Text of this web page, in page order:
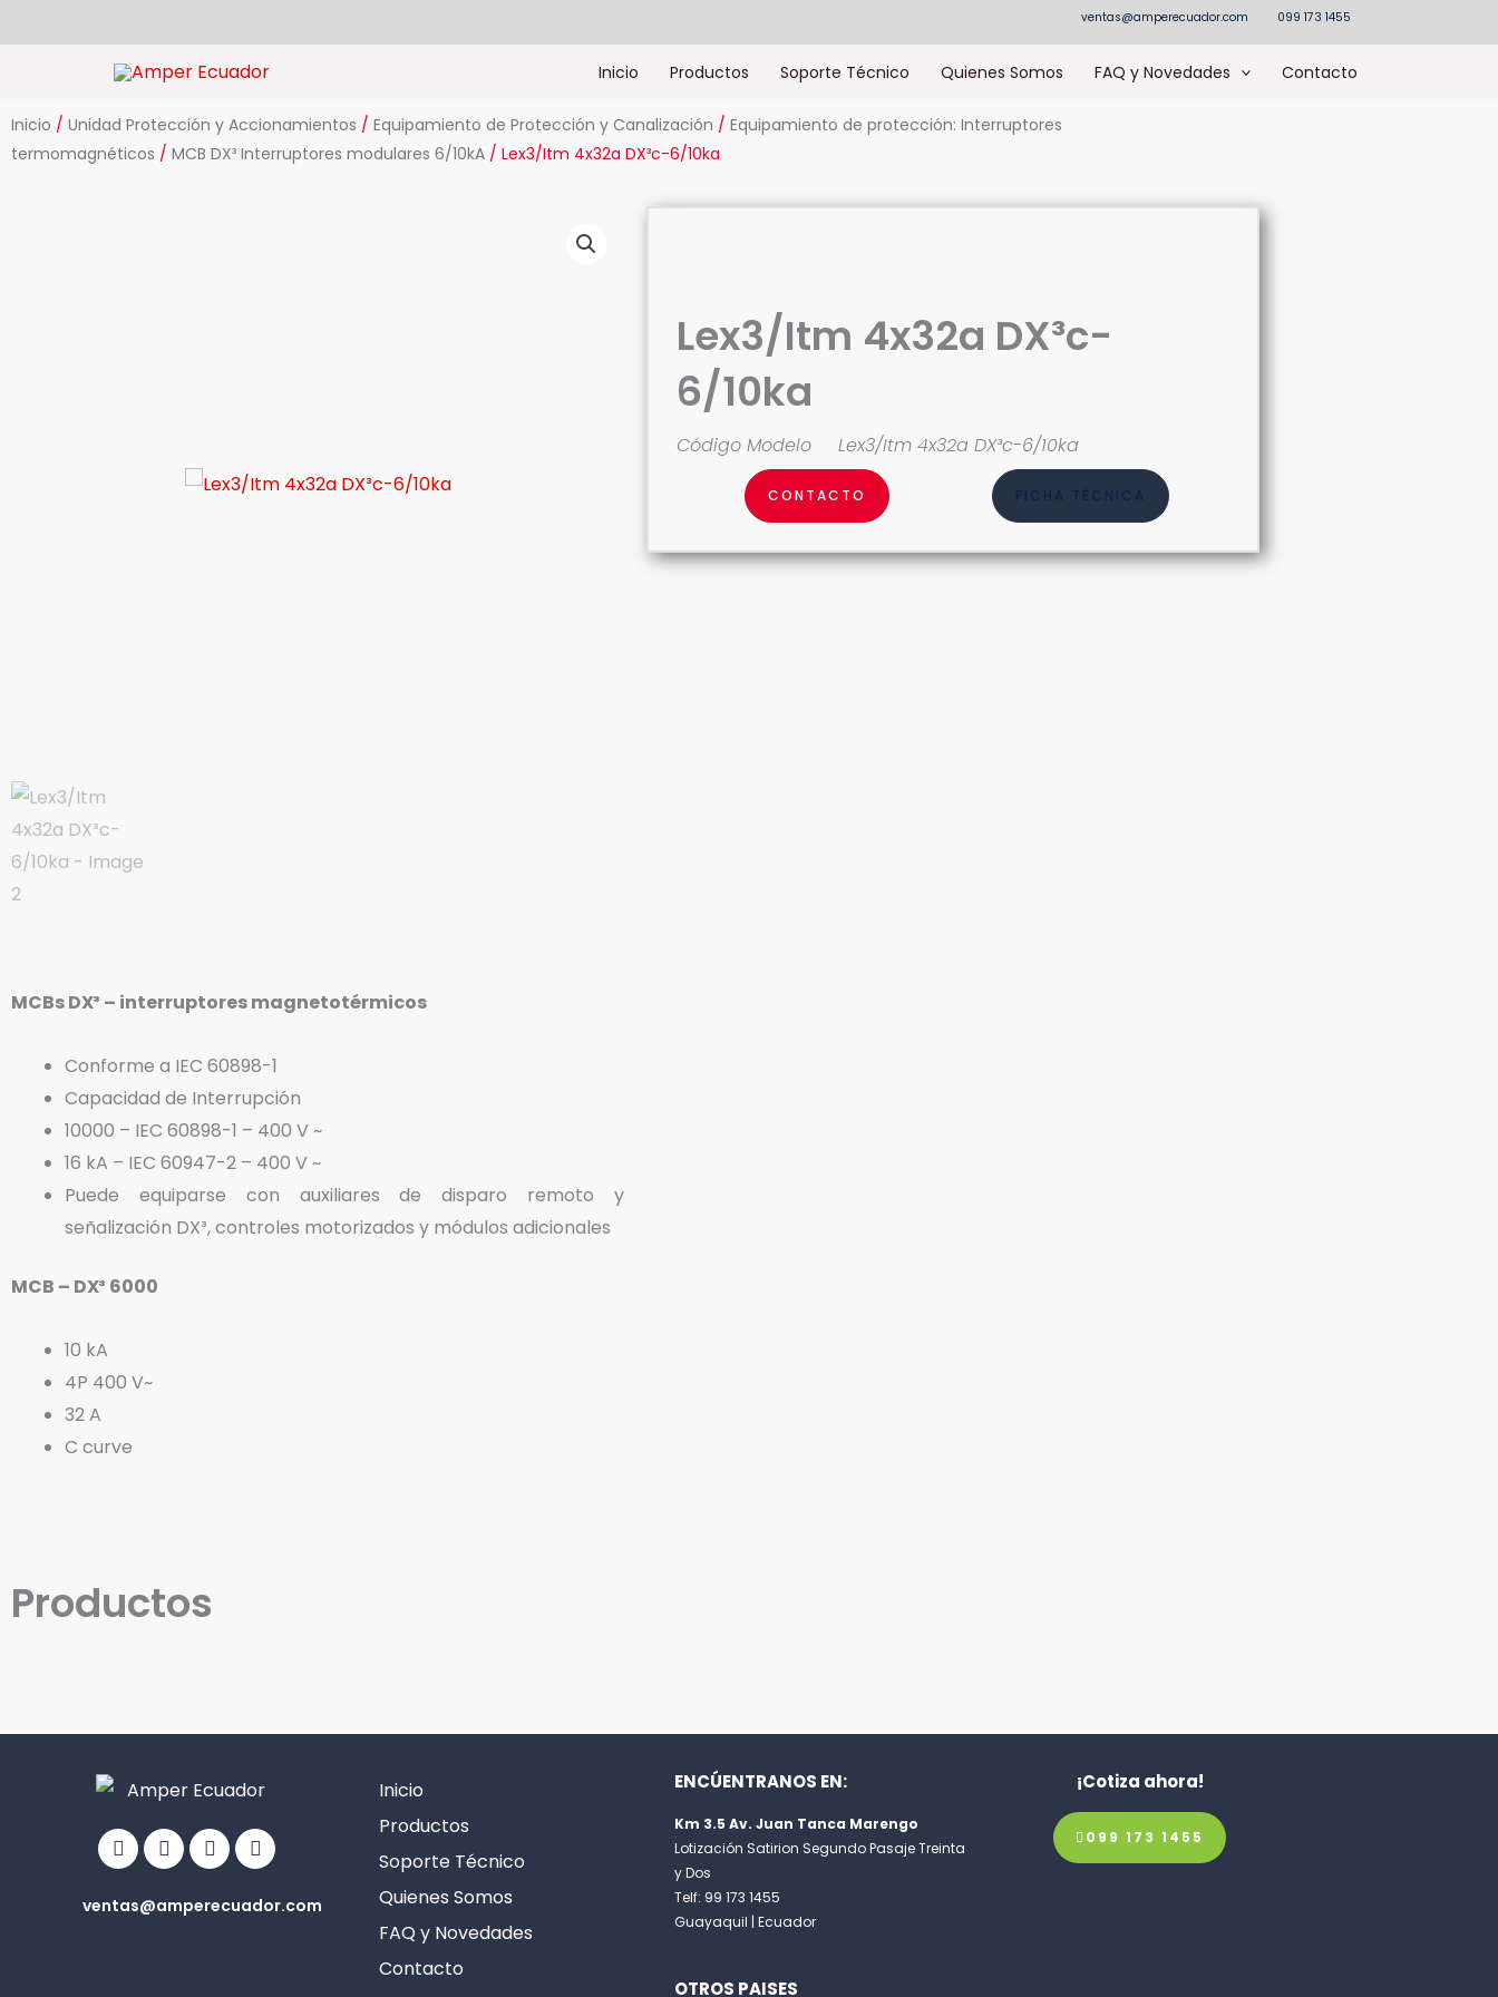
al
ventas@amperecuador.com 099 173 1455
Inicio Productos Soporte Técnico Quienes Somos FAQ y Novedades Contacto
Inicio / Unidad Protección y Accionamientos / Equipamiento de Protección y Canalización / Equipamiento de protección: Interruptores
termomagnéticos / MCB DX³ Interruptores modulares 6/10kA / Lex3/Itm 4x32a DX³c-6/10ka
MCBs DX³ – interruptores magnetotérmicos
Conforme a IEC 60898-1
Capacidad de Interrupción
10000 – IEC 60898-1 – 400 V ~
16 kA – IEC 60947-2 – 400 V ~
Puede equiparse con auxiliares de disparo remoto y
señalización DX³, controles motorizados y módulos adicionales
MCB – DX³ 6000
10 kA
4P 400 V~
32 A
C curve
Lex3/Itm 4x32a DX³c-
6/10ka
Código Modelo Lex3/Itm 4x32a DX³c-6/10ka
CONTACTO FICHA TÉCNICA
Productos
circle
ventas@amperecuador.com
Inicio
Productos
Soporte Técnico
Quienes Somos
FAQ y Novedades
Contacto
ENCÚENTRANOS EN:
Km 3.5 Av. Juan Tanca Marengo
Lotización Satirion Segundo Pasaje Treinta
y Dos
Telf: 99 173 1455
Guayaquil | Ecuador
OTROS PAISES
¡Cotiza ahora!
099 173 1455